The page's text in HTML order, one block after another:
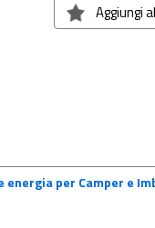
Aggiungi
per Camper e